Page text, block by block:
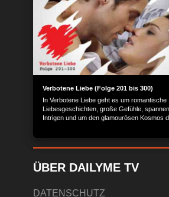
Verbotene Liebe (Folge 201 bis 300)
In Verbotene Liebe geht es um romantische
Liebesgeschichten, große Gefühle,
Intrigen und um den glamourösen Kosmos
ÜBER DAILYME TV
DATENSCHUTZ